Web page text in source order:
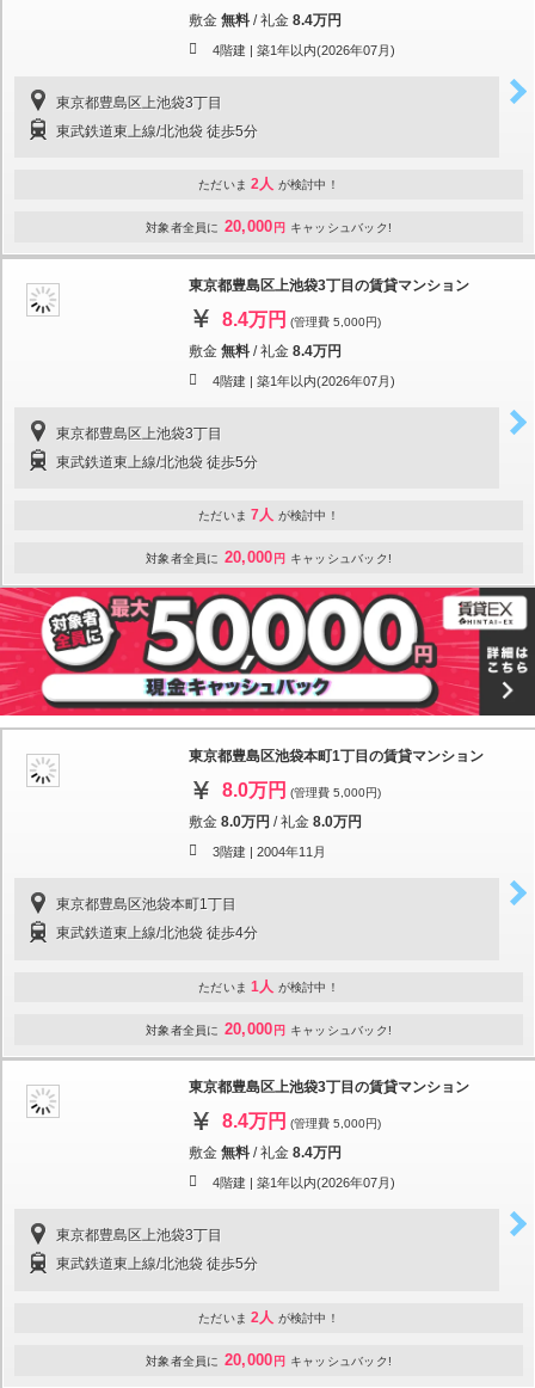
敷金 無料 /礼金 8.4万円
4階建 | 築1年以内(2026年07月)
東京都豊島区上池袋3丁目
東武鉄道東上線/北池袋 徒歩5分
ただいま 2人 が検討中！
対象者全員に 20,000 円 キャッシュバック!
東京都豊島区上池袋3丁目の賃貸マンション
8.4万円 (管理費 5,000円)
敷金 無料 /礼金 8.4万円
4階建 | 築1年以内(2026年07月)
東京都豊島区上池袋3丁目
東武鉄道東上線/北池袋 徒歩5分
ただいま 7人 が検討中！
対象者全員に 20,000 円 キャッシュバック!
東京都豊島区池袋本町1丁目の賃貸マンション
8.0万円 (管理費 5,000円)
敷金 8.0万円 /礼金 8.0万円
3階建 | 2004年11月
東京都豊島区池袋本町1丁目
東武鉄道東上線/北池袋 徒歩4分
ただいま 1人 が検討中！
対象者全員に 20,000 円 キャッシュバック!
東京都豊島区上池袋3丁目の賃貸マンション
8.4万円 (管理費 5,000円)
敷金 無料 /礼金 8.4万円
4階建 | 築1年以内(2026年07月)
東京都豊島区上池袋3丁目
東武鉄道東上線/北池袋 徒歩5分
ただいま 2人 が検討中！
対象者全員に 20,000 円 キャッシュバック!